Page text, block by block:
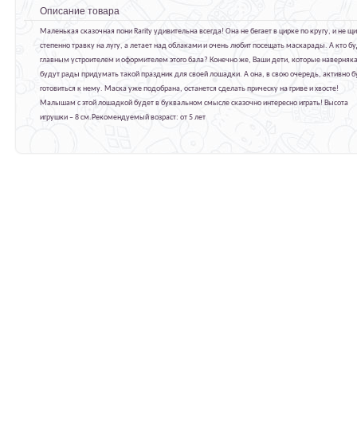
Описание товара
Маленькая сказочная пони Rarity удивительна всегда! Она не бегает в цирке по кругу, и не
степенно травку на лугу, а летает над облаками и очень любит посещать маскарады. А кто
главным устроителем и оформителем этого бала? Конечно же, Ваши дети, которые наверняка
будут рады придумать такой праздник для своей лошадки. А она, в свою очередь, активно
готовиться к нему. Маска уже подобрана, останется сделать прическу на гриве и хвосте!
Малышам с этой лошадкой будет в буквальном смысле сказочно интересно играть! Высота
игрушки – 8 см.Рекомендуемый возраст: от 5 лет